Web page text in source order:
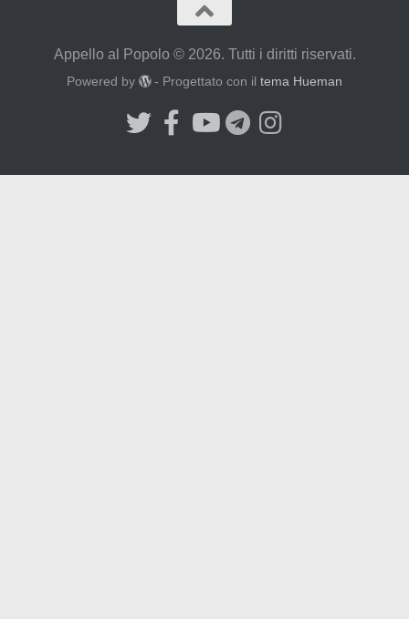
Appello al Popolo © 2026. Tutti i diritti riservati.
Powered by - Progettato con iltema Hueman